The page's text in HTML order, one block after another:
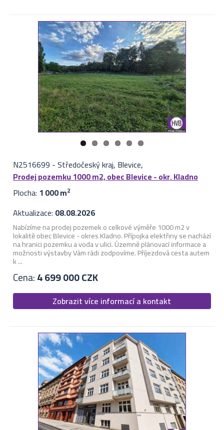
N2516699 -Středočeský kraj, Blevice,
Prodej pozemku 1000 m2, obec Blevice - okr. Kladno
Plocha: 1 000 m2
Aktualizace: 08.08.2026
Nabízíme na prodej pozemek o celkové výměře 1000 m2 v
lokalitě obec Blevice - okres Kladno. Přípojka elektřiny se nachází
na hranici pozemku a voda v ulici. Územně plánovací informace a
možnosti výstavby Vám rádi zodpovíme. Příjezdová cesta autem
k ...
Cena:4 699 000 CZK
Zobrazit více informací a kontakt